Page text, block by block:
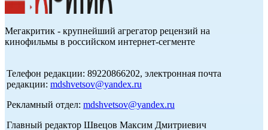
Мегакритик - крупнейший агрегатор рецензий на
кинофильмы в российском интернет-сегменте
Телефон редакции: 89220866202, электронная почта
редакции: mdshvetsov@yandex.ru
Рекламный отдел: mdshvetsov@yandex.ru
Главный редактор Швецов Максим Дмитриевич